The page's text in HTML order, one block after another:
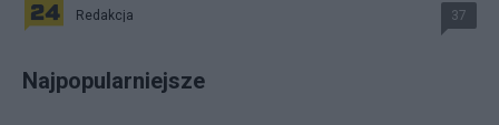
Redakcja 37
Najpopularniejsze